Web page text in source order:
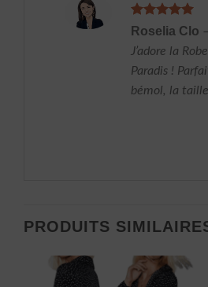
Note5sur
Roselia Clo –
J’adore la
Paradis !
bémol, la
PRODUITS